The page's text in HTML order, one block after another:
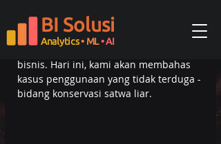
BI Solusi
Analytics• ML• AI
analytics dalam hal aplikasi bisnis,
tetapi teknologi canggih ini ternyata
dapat berguna jauh melampaui dunia
bisnis. Hari ini, kami akan membahas
kasus penggunaan yang tidak terduga -
bidang konservasi satwa liar.